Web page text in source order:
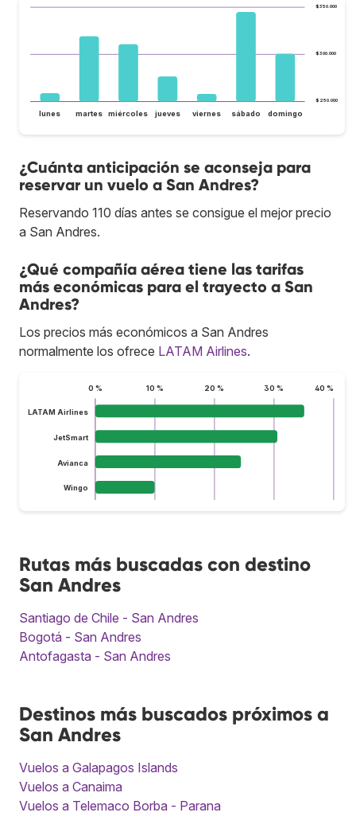
$250.000
$300.000
$350.000
lunes martes miércoles jueves viernes sábado domingo
¿Cuánta anticipación se aconseja para
reservar un vuelo a San Andres?
Reservando 110 días antes se consigue el mejor precio
a San Andres.
¿Qué compañía aérea tiene las tarifas
más económicas para el trayecto a San
Andres?
Los precios más económicos a San Andres
normalmente los ofrece LATAM Airlines.
0 % 10 % 20 % 30 % 40 %
LATAM Airlines
JetSmart
Avianca
Wingo
Rutas más buscadas con destino
San Andres
Santiago de Chile - San Andres
Bogotá - San Andres
Antofagasta - San Andres
Destinos más buscados próximos a
San Andres
Vuelos a Galapagos Islands
Vuelos a Canaima
Vuelos a Telemaco Borba - Parana